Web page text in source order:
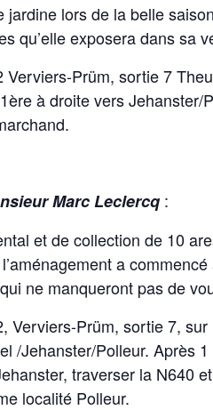
jardine lors de la belle
qu’elle exposera dans sa
Verviers-Prüm, sortie 7
à droite vers
Marc Leclercq :
et de collection de 10
a
ne manqueront pas de
Verviers-Prüm, sortie 7,
/Jehanster/Polleur. Après
traverser la N640
localité Polleur.